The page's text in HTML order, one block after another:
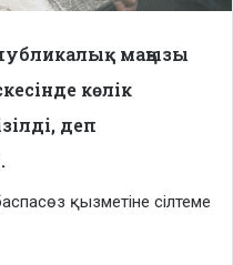
маңызы
көлік
деп
.
қызметіне сілтеме